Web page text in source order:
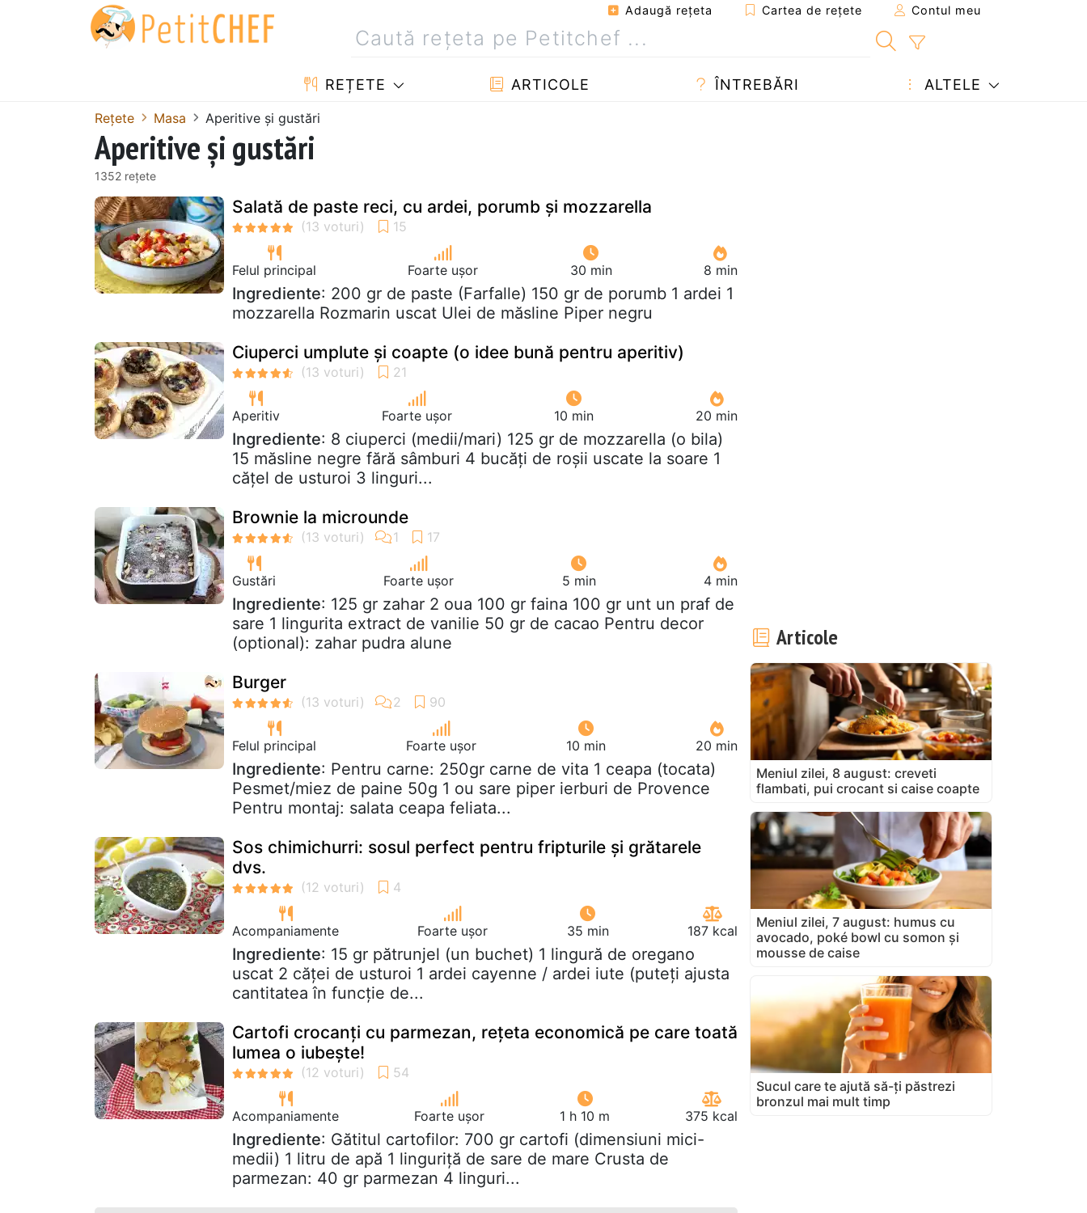
Adaugă reţeta Cartea de rețete Contul meu
REȚETE ARTICOLE ÎNTREBĂRI ALTELE
Rețete Masa Aperitive și gustări
Aperitive și gustări
1352 rețete
Salată de paste reci, cu ardei, porumb și mozzarella
Felul principal Foarte ușor 30 min 8 min
Ingrediente: 200 gr de paste (Farfalle) 150 gr de porumb 1 ardei 1
mozzarella Rozmarin uscat Ulei de măsline Piper negru
Ciuperci umplute și coapte (o idee bună pentru aperitiv)
Aperitiv Foarte ușor 10 min 20 min
Ingrediente: 8 ciuperci (medii/mari) 125 gr de mozzarella (o bila)
15 măsline negre fără sâmburi 4 bucăți de roșii uscate la soare 1
cățel de usturoi 3 linguri...
Brownie la microunde
Gustări Foarte ușor 5 min 4 min
Ingrediente: 125 gr zahar 2 oua 100 gr faina 100 gr unt un praf de
sare 1 lingurita extract de vanilie 50 gr de cacao Pentru decor
(optional): zahar pudra alune
Burger
Felul principal Foarte ușor 10 min 20 min
Ingrediente: Pentru carne: 250gr carne de vita 1 ceapa (tocata)
Pesmet/miez de paine 50g 1 ou sare piper ierburi de Provence
Pentru montaj: salata ceapa feliata...
Sos chimichurri: sosul perfect pentru fripturile și grătarele
dvs.
Acompaniamente Foarte ușor 35 min 187 kcal
Ingrediente: 15 gr pătrunjel (un buchet) 1 lingură de oregano
uscat 2 căței de usturoi 1 ardei cayenne / ardei iute (puteți ajusta
cantitatea în funcție de...
Cartofi crocanți cu parmezan, rețeta economică pe care toată
lumea o iubește!
Acompaniamente Foarte ușor 1 h 10 m 375 kcal
Ingrediente: Gătitul cartofilor: 700 gr cartofi (dimensiuni mici-
medii) 1 litru de apă 1 linguriță de sare de mare Crusta de
parmezan: 40 gr parmezan 4 linguri...
Articole
Meniul zilei, 8 august: creveti
flambati, pui crocant si caise coapte
Meniul zilei, 7 august: humus cu
avocado, poké bowl cu somon și
mousse de caise
Sucul care te ajută să-ți păstrezi
bronzul mai mult timp